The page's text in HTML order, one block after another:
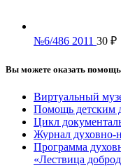
№6/486 2011 30 ₽
Вы можете оказать помощь
Виртуальный
Помощь детским
Цикл
Журнал духовно-
Программа
«Лествица